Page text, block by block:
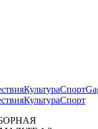
КультураСпорт
КультураСпорт